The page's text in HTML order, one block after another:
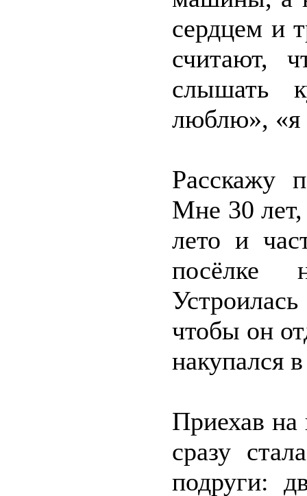
сердцем и
считают,
слышать
люблю», «я
Расскажу
Мне 30
лето и
посёлке
чтобы он
накупался
Приехав
сразу
подруги: